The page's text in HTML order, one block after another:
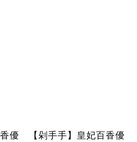
優
【剁手手】皇妃百香優